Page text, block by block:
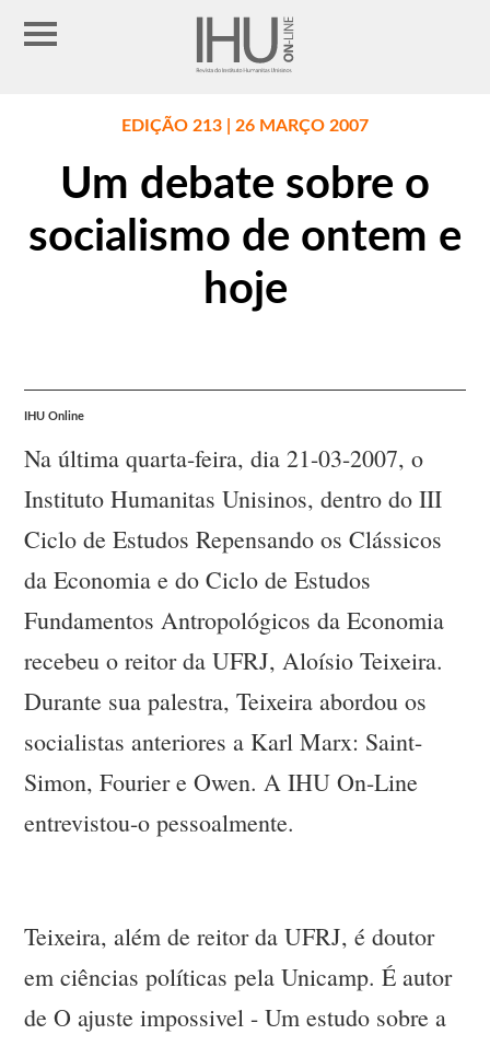
EDIÇÃO 213 | 26 MARÇO 2007
Um debate sobre o
socialismo de ontem e
hoje
IHU Online
Na última quarta-feira, dia 21-03-2007, o
Instituto Humanitas Unisinos, dentro do III
Ciclo de Estudos Repensando os Clássicos
da Economia e do Ciclo de Estudos
Fundamentos Antropológicos da Economia
recebeu o reitor da UFRJ, Aloísio Teixeira.
Durante sua palestra, Teixeira abordou os
socialistas anteriores a Karl Marx: Saint-
Simon, Fourier e Owen. A IHU On-Line
entrevistou-o pessoalmente.
Teixeira, além de reitor da UFRJ, é doutor
em ciências políticas pela Unicamp. É autor
de O ajuste impossivel - Um estudo sobre a